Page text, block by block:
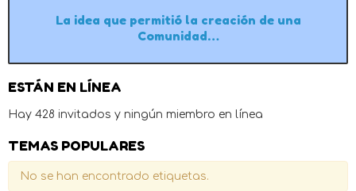
La idea que permitió la creación de una
Comunidad…
ESTÁN EN LÍNEA
Hay 428 invitados y ningún miembro en línea
TEMAS POPULARES
No se han encontrado etiquetas.